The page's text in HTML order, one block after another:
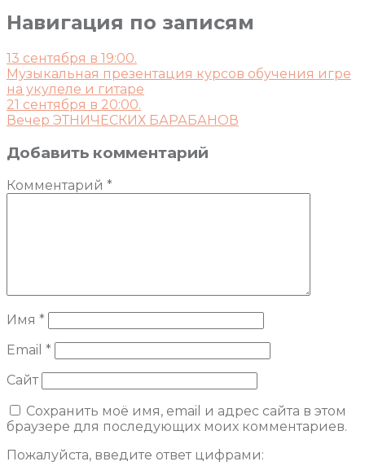
Навигация по записям
13 сентября в 19:00.
Музыкальная презентация курсов обучения игре
на укулеле и гитаре
21 сентября в 20:00.
Вечер ЭТНИЧЕСКИХ БАРАБАНОВ
Добавить комментарий
Комментарий *
Имя *
Email *
Сайт
Сохранить моё имя, email и адрес сайта в этом
браузере для последующих моих комментариев.
Пожалуйста, введите ответ цифрами: